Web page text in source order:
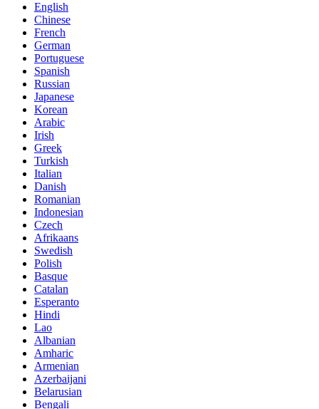
English
Chinese
French
German
Portuguese
Spanish
Russian
Japanese
Korean
Arabic
Irish
Greek
Turkish
Italian
Danish
Romanian
Indonesian
Czech
Afrikaans
Swedish
Polish
Basque
Catalan
Esperanto
Hindi
Lao
Albanian
Amharic
Armenian
Azerbaijani
Belarusian
Bengali